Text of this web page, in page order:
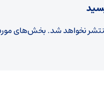
نخواهد شد.بخش‌های